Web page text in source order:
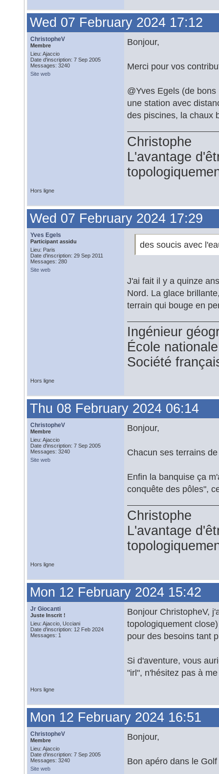
Wed 07 February 2024 17:12
ChristopheV
Membre
Lieu: Ajaccio
Date d'inscription: 7 Sep 2005
Messages: 3240
Site web
Bonjour,
Merci pour vos
@Yves Egels (de
une station avec
des piscines, la chaux
Christophe
L'avantage
Hors ligne
Wed 07 February 2024 17:29
Yves Egels
Participant assidu
Lieu: Paris
Date d'inscription: 29 Sep 2011
Messages: 280
Site web
des soucis avec
J'ai fait il y a quinze
Nord. La glace
terrain qui bouge en
Ingénieur
École
Société
Hors ligne
Thu 08 February 2024 06:14
ChristopheV
Membre
Lieu: Ajaccio
Date d'inscription: 7 Sep 2005
Messages: 3240
Site web
Bonjour,
Chacun ses terrains
Enfin la banquise ça
conquête des pôles",
Christophe
L'avantage
Hors ligne
Mon 12 February 2024 15:42
Jr Giocanti
Juste Inscrit !
Lieu: Ajaccio, Ucciani
Date d'inscription: 12 Feb 2024
Messages: 1
Bonjour ChristopheV,
topologiquement
pour des besoins tant
Si d'aventure, vous
"irl", n'hésitez pas à
Hors ligne
Mon 12 February 2024 16:51
ChristopheV
Membre
Lieu: Ajaccio
Date d'inscription: 7 Sep 2005
Messages: 3240
Site web
Bonjour,
Bon apéro dans le